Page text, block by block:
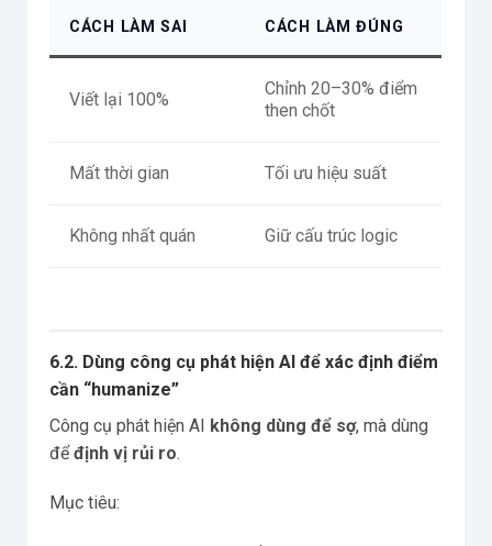
CÁCH LÀM SAI CÁCH LÀM ĐÚNG
Viết lại 100%
Chỉnh 20–30% điểm
then chốt
Mất thời gian Tối ưu hiệu suất
Không nhất quán Giữ cấu trúc logic
6.2. Dùng công cụ phát hiện AI để xác định điểm
cần “humanize”
Công cụ phát hiện AI không dùng để sợ, mà dùng
đểđịnh vị rủi ro.
Mục tiêu: